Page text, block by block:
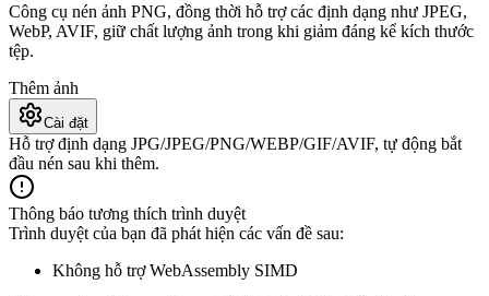
Công cụ nén ảnh PNG, đồng thời hỗ trợ các định dạng như JPEG,
WebP, AVIF, giữ chất lượng ảnh trong khi giảm đáng kể kích thước
tệp.
Thêm ảnh
Cài đặt
Hỗ trợ định dạng JPG/JPEG/PNG/WEBP/GIF/AVIF, tự động bắt
đầu nén sau khi thêm.
Thông báo tương thích trình duyệt
Trình duyệt của bạn đã phát hiện các vấn đề sau:
Không hỗ trợ WebAssembly SIMD